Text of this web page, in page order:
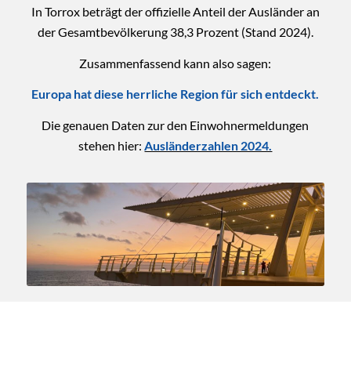
In Torrox beträgt der offizielle Anteil der Ausländer an
der Gesamtbevölkerung 38,3 Prozent (Stand 2024).
Zusammenfassend kann also sagen:
Europa hat diese herrliche Region für sich entdeckt.
Die genauen Daten zur den Einwohnermeldungen
stehen hier:Ausländerzahlen 2024.